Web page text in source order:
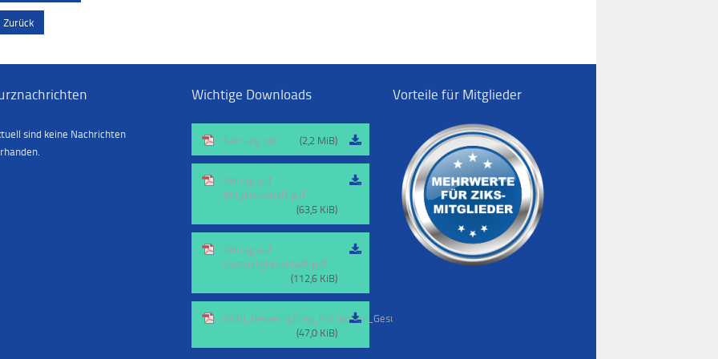
Zurück
sind keine Nachrichten
Wichtige Downloads
Satzung.pdf (2,2 MiB)
Antrag auf
Mitgliedschaft.pdf
(63,5 KiB)
Antrag auf
Gastmitgliedschaft.pdf
(112,6 KiB)
BGBl_Bekaempfung_Korruption_Gesundheitswesen.pdf
(47,0 KiB)
Vorteile für Mitglieder